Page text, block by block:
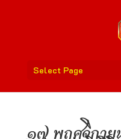
Select Page